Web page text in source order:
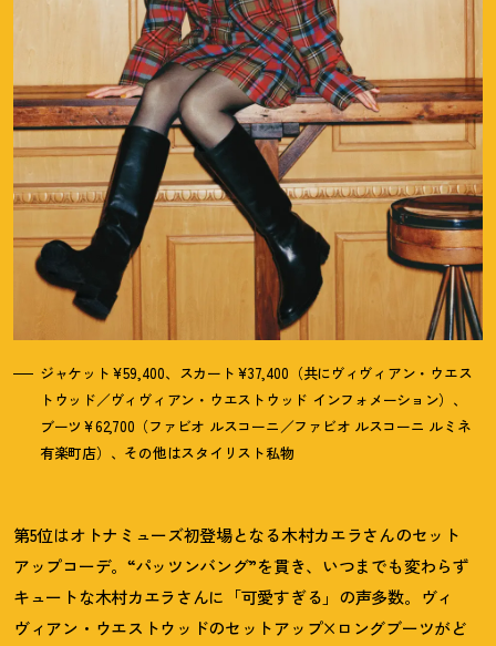
ジャケット¥59,400、スカート¥37,400（共にヴィヴィアン・ウエス
トウッド／ヴィヴィアン・ウエストウッド インフォメーション）、
ブーツ¥62,700（ファビオ ルスコーニ／ファビオ ルスコーニ ルミネ
有楽町店）、その他はスタイリスト私物
第5位はオトナミューズ初登場となる木村カエラさんのセット
アップコーデ。“パッツンバング”を貫き、いつまでも変わらず
キュートな木村カエラさんに「可愛すぎる」の声多数。ヴィ
ヴィアン・ウエストウッドのセットアップ×ロングブーツがど